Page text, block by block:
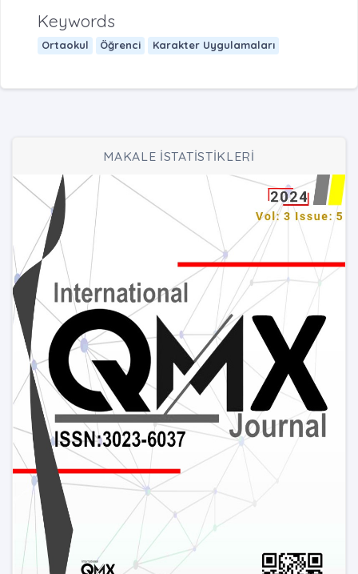
Keywords
Ortaokul Öğrenci Karakter Uygulamaları
MAKALE İSTATİSTİKLERİ